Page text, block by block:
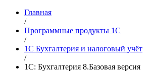
Главная
/
Программные продукты 1С
/
1С Бухгалтерия и налоговый учёт
/
1С: Бухгалтерия 8.Базовая версия